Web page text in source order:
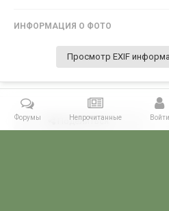
ИНФОРМАЦИЯ О ФОТО
Просмотр EXIF
Поделиться
Форумы Непрочитанные Войти